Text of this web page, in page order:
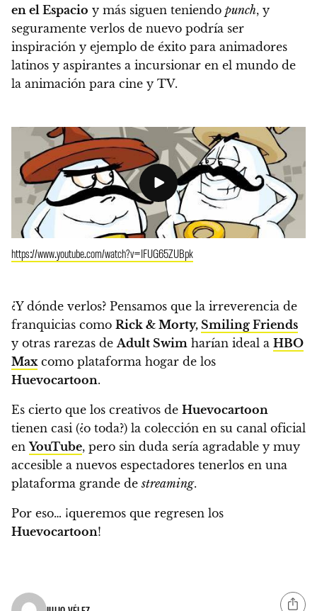
en el Espacio y más siguen teniendo punch, y
seguramente verlos de nuevo podría ser
inspiración y ejemplo de éxito para animadores
latinos y aspirantes a incursionar en el mundo de
la animación para cine y TV.
https://www.youtube.com/watch?v=IFUG65ZUBpk
¿Y dónde verlos? Pensamos que la irreverencia de
franquicias como Rick & Morty, Smiling Friends
y otras rarezas deAdult Swim harían ideal a HBO
Maxcomo plataforma hogar de los
Huevocartoon.
Es cierto que los creativos de Huevocartoon
tienen casi (¿o toda?) la colección en su canal oficial
enYouTube, pero sin duda sería agradable y muy
accesible a nuevos espectadores tenerlos en una
plataforma grande destreaming.
Por eso… ¡queremos que regresen los
Huevocartoon!